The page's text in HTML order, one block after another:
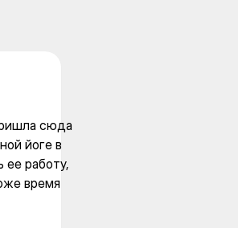
сюда
йоге в
работу,
время